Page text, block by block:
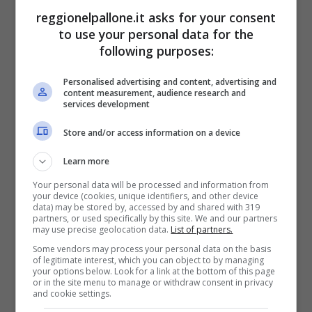
Il calciatore con la maglia dell’Arsenal (Reggionelpallone.it)
Tuttavia, il medico legale si difende
affermando che il disturbo cardiaco raronon
c’entrerebbe nulla con la seconda infezione
contratta, quella che poi lo ha portato alla
morte, mesi più tardi. A prendere le distanze
dalla morte dell’uomo, anche il dottor Robert
Henney, consulente presso la risonanza
magnetica, il quale ha dichiarato che poche
persone sarebbero sopravvissute nelle
condizioni di Cambpell, e che i medici
avrebbero potuto fare ben poco.
reggionelpallone.it asks for your consent
to use your personal data for the
following purposes:
Personalised advertising and content, advertising and
content measurement, audience research and
services development
Store and/or access information on a device
Learn more
Your personal data will be processed and information from
your device (cookies, unique identifiers, and other device
data) may be stored by, accessed by and shared with 319
partners, or used specifically by this site. We and our partners
may use precise geolocation data. List of partners.
Some vendors may process your personal data on the basis
of legitimate interest, which you can object to by managing
your options below. Look for a link at the bottom of this page
or in the site menu to manage or withdraw consent in privacy
and cookie settings.